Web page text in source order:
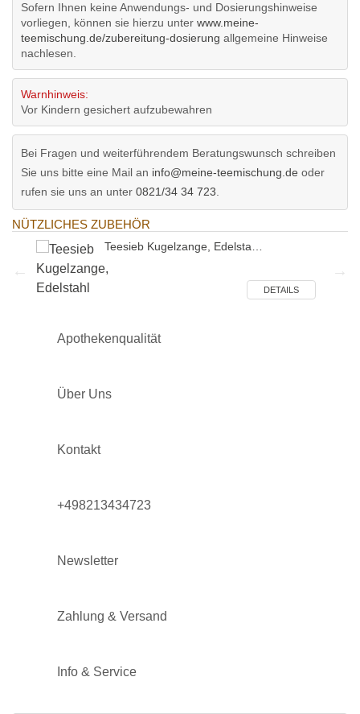
Sofern Ihnen keine Anwendungs- und Dosierungshinweise
vorliegen, können sie hierzu unter www.meine-
teemischung.de/zubereitung-dosierung allgemeine Hinweise
nachlesen.
Warnhinweis:
Vor Kindern gesichert aufzubewahren
Bei Fragen und weiterführendem Beratungswunsch schreiben
Sie uns bitte eine Mail an info@meine-teemischung.de oder
rufen sie uns an unter 0821/34 34 723
NÜTZLICHES ZUBEHÖR
Teesieb Kugelzange, Edelsta…
DETAILS
Apothekenqualität
Über Uns
Kontakt
+498213434723
Newsletter
Zahlung & Versand
Info & Service